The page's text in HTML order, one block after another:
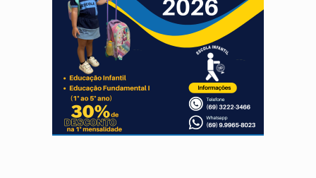
ENCONTRO: Amazônia Negra ganha projeção nacional com participação de
PREVISÃO: Porto Velho tem chances de chuvas isoladas nesta
SINDICATOS UNIDOS: Assembleia Geral delibera greve da educação
PROCESSO SELETIVO: Rondoniaovivo abre oficina de Comunicação com
AGOSTO LILÁS: MPRO lança de portal e promove reflexão sobre trajetória da